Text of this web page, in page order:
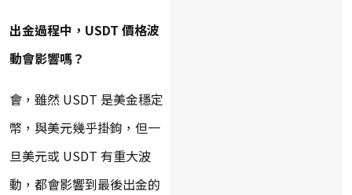
出金過程中，USDT 價格波
動會影響嗎？
會，雖然 USDT 是美金穩定
幣，與美元幾乎掛鉤，但一
旦美元或 USDT 有重大波
動，都會影響到最後出金的